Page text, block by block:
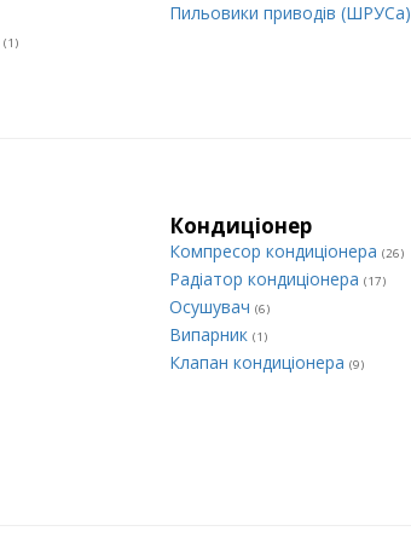
(1)
Пильовики приводів (ШРУСа)
Кондиціонер
Компресор кондиціонера (26)
Радіатор кондиціонера (17)
Осушувач (6)
Випарник (1)
Клапан кондиціонера (9)